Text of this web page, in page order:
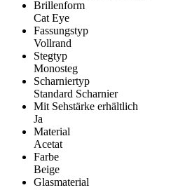
Brillenform
Cat Eye
Fassungstyp
Vollrand
Stegtyp
Monosteg
Scharniertyp
Standard Scharnier
Mit Sehstärke erhältlich
Ja
Material
Acetat
Farbe
Beige
Glasmaterial